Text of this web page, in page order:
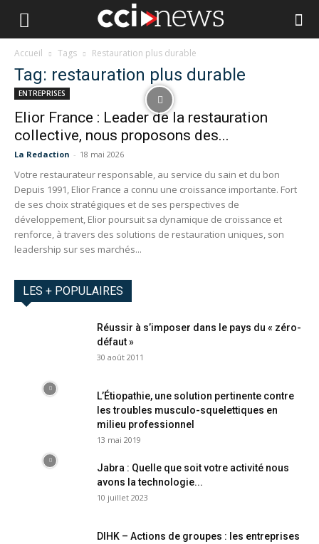
Accueil Tags Restauration plus durable
Tag: restauration plus durable
ENTREPRISES
Elior France : Leader de la restauration
collective, nous proposons des...
La Redaction - 18 mai 2026
Votre restaurateur responsable, au service du sain et du bon
Depuis 1991, Elior France a connu une croissance importante. Fort
de ses choix stratégiques et de ses perspectives de
développement, Elior poursuit sa dynamique de croissance et
renforce, à travers des solutions de restauration uniques, son
leadership sur ses marchés...
LES + POPULAIRES
Réussir à s’imposer dans le pays du « zéro-
défaut »
30 août 2011
L’Étiopathie, une solution pertinente contre
les troubles musculo-squelettiques en
milieu professionnel
13 mai 2019
Jabra : Quelle que soit votre activité nous
avons la technologie...
10 juillet 2023
DIHK – Actions de groupes : les entreprises